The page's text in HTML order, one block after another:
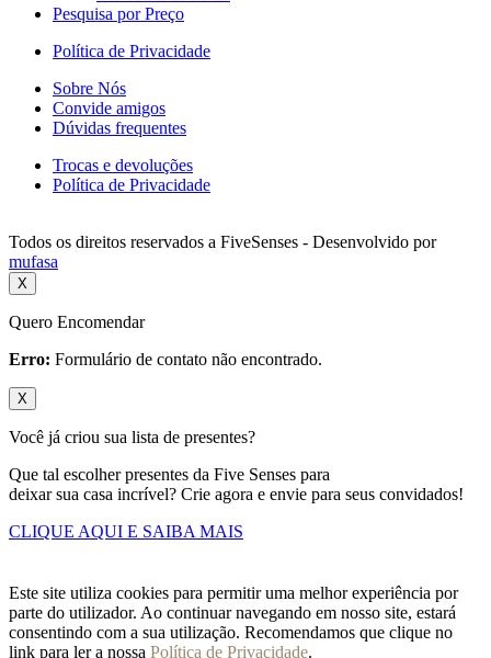
Pesquisa por Preço
Política de Privacidade
Sobre Nós
Convide amigos
Dúvidas frequentes
Trocas e devoluções
Política de Privacidade
Todos os direitos reservados a FiveSenses - Desenvolvido por
mufasa
X
Quero Encomendar
Erro: Formulário de contato não encontrado.
X
Você já criou sua lista de presentes?
Que tal escolher presentes da Five Senses para
deixar sua casa incrível? Crie agora e envie para seus convidados!
CLIQUE AQUI E SAIBA MAIS
Este site utiliza cookies para permitir uma melhor experiência por
parte do utilizador. Ao continuar navegando em nosso site, estará
consentindo com a sua utilização. Recomendamos que clique no
link para ler a nossa Política de Privacidade.